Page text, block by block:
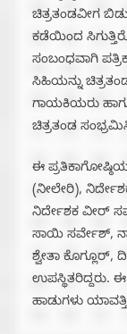
ಚಿತ್ರತಂಡವೀಗ
ಕಡೆಯಿಂದ
ಸಂಬಂಧವಾಗಿ
ಸಿಹಿಯನ್ನು
ಗಾಯಕಿಯರು
ಚಿತ್ರತಂಡ
ಈ
(ನೀಲೇರಿ),
ನಿರ್ದೇಶಕ ವೀರ್
ಸಾಯಿ ಸರ್ವೇಶ್,
ಶ್ವೇತಾ
ಉಪಸ್ಥಿತರಿದ್ದರು.
ಹಾಡುಗಳು